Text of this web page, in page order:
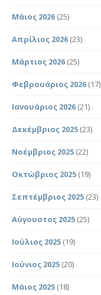
Μάιος 2026 (25)
Απρίλιος 2026 (23)
Μάρτιος 2026 (25)
Φεβρουάριος 2026 (17)
Ιανουάριος 2026 (21)
Δεκέμβριος 2025 (23)
Νοέμβριος 2025 (22)
Οκτώβριος 2025 (19)
Σεπτέμβριος 2025 (23)
Αύγουστος 2025 (25)
Ιούλιος 2025 (19)
Ιούνιος 2025 (20)
Μάιος 2025 (18)